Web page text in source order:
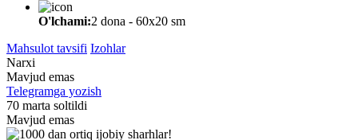
O'lchami:2 dona - 60х20 sm
Mahsulot tavsifi Izohlar
Narxi
Mavjud emas
Telegramga yozish
70 marta soltildi
Mavjud emas